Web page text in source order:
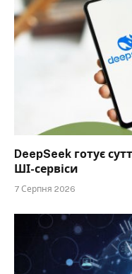
DeepSeek готує
ШІ-сервіси
7 Серпня 2026